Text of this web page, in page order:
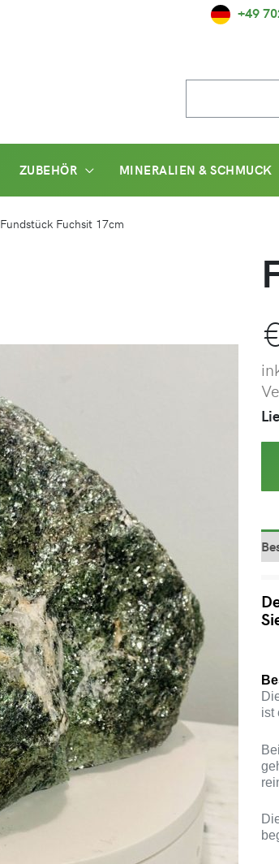
+49
ZUBEHÖR MINERALIEN & SCHMUCK
Fundstück Fuchsit 17cm
ist